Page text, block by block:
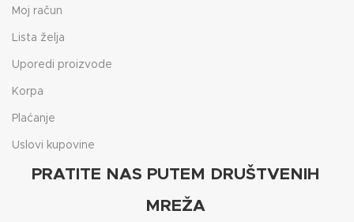
Moj račun
Lista želja
Uporedi proizvode
Korpa
Plaćanje
Uslovi kupovine
PRATITE NAS PUTEM DRUŠTVENIH
MREŽA